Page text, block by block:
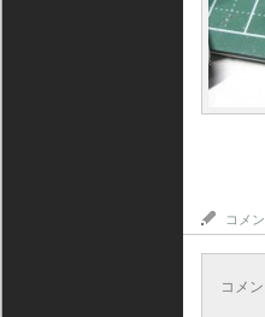
コメ
コメ